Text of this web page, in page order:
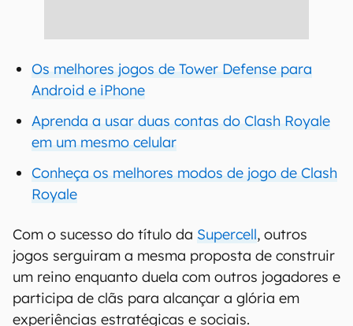
Os melhores jogos de Tower Defense para
Android e iPhone
Aprenda a usar duas contas do Clash Royale
em um mesmo celular
Conheça os melhores modos de jogo de Clash
Royale
Com o sucesso do título da Supercell, outros
jogos serguiram a mesma proposta de construir
um reino enquanto duela com outros jogadores e
participa de clãs para alcançar a glória em
experiências estratégicas e sociais.